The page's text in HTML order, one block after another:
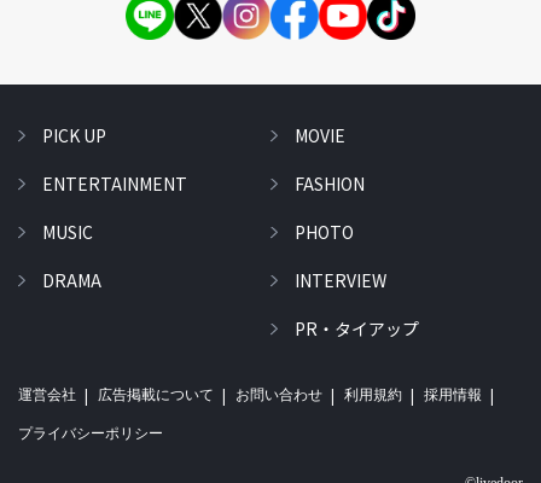
PICK UP
ENTERTAINMENT
MUSIC
DRAMA
MOVIE
FASHION
PHOTO
INTERVIEW
PR・タイアップ
運営会社 広告掲載について お問い合わせ 利用規約 採用情報
プライバシーポリシー